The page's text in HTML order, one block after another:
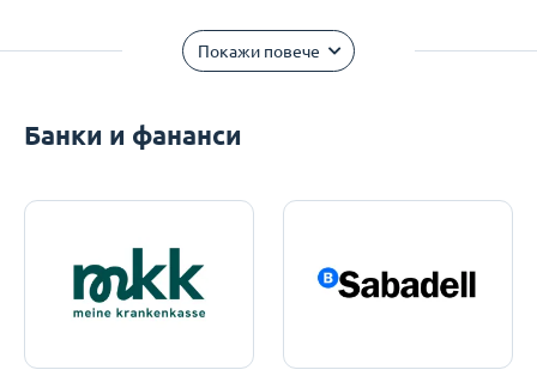
Покажи повече
Банки и фананси